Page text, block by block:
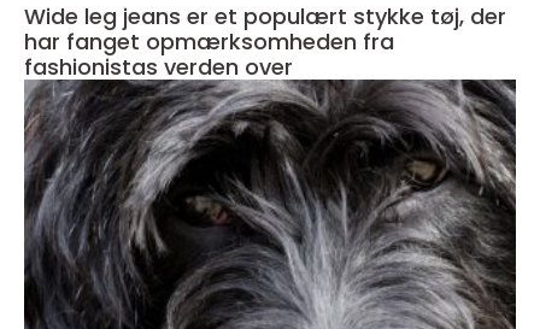
Wide leg jeans er et populært stykke tøj, der
har fanget opmærksomheden fra
fashionistas verden over